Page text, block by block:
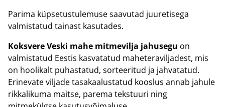
Parima küpsetustulemuse saavutad juuretisega
valmistatud tainast kasutades.
Koksvere Veski mahe mitmevilja jahusegu on
valmistatud Eestis kasvatatud maheteraviljadest, mis
on hoolikalt puhastatud, sorteeritud ja jahvatatud.
Erinevate viljade tasakaalustatud kooslus annab jahule
rikkalikuma maitse, parema tekstuuri ning